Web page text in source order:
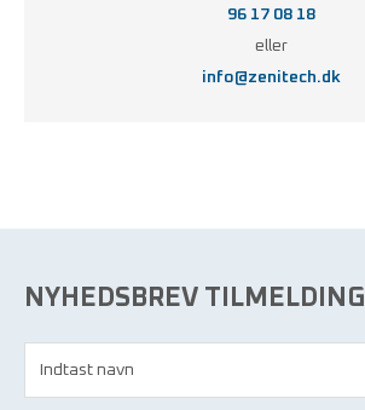
96 17 08 18
eller
info@zenitech.dk
NYHEDSBREV TILMELDING